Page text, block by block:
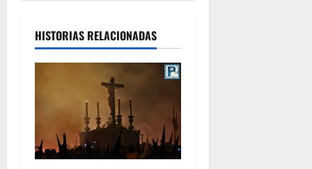
HISTORIAS RELACIONADAS